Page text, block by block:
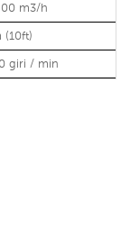
m3/h
(10ft)
giri / min